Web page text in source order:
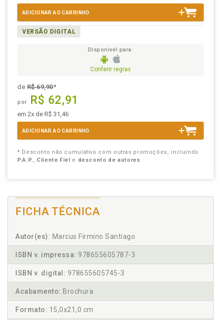
ADICIONAR AO CARRINHO
VERSÃO DIGITAL
Disponível para:
Conferir regras
deR$ 69,90*
por R$ 62,91
em 2x de R$ 31,46
ADICIONAR AO CARRINHO
* Desconto não cumulativo com outras promoções, incluindo
P.A.P., Cliente Fiel e desconto de autores
FICHA TÉCNICA
Autor(es): Marcus Firmino Santiago
ISBN v. impressa: 978655605787-3
ISBN v. digital: 978655605745-3
Acabamento: Brochura
Formato: 15,0x21,0 cm